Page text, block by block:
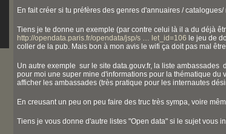
En fait créer si tu préfères des genres d'annuaires /
Tiens je te donne un exemple (par contre celui là il a du déjà
http://opendata.paris.fr/opendata/jsp/s … let_id=106 le jeu de
coller de la pub. Mais bon à mon avis le wifi ça doit pas mal
Un autre exemple sur le site data.gouv.fr, la liste ambassades
pour moi une super mine d'informations pour la thématique
afficher les ambassades (très pratique pour les internautes
En creusant un peu on peu faire des truc très sympa, voire
Tiens je vous donne d'autre listes "Open data" si le sujet vous